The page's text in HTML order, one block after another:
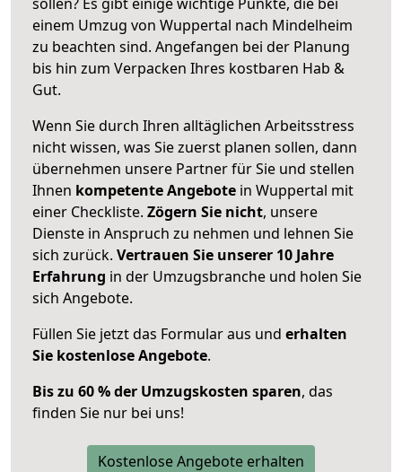
einem Umzug von Wuppertal nach Mindelheim
zu beachten sind. Angefangen bei der Planung
bis hin zum Verpacken Ihres kostbaren Hab &
Gut.
Wenn Sie durch Ihren alltäglichen Arbeitsstress
nicht wissen, was Sie zuerst planen sollen, dann
übernehmen unsere Partner für Sie und stellen
Ihnen kompetente Angebote in Wuppertal mit
einer Checkliste. Zögern Sie nicht, unsere
Dienste in Anspruch zu nehmen und lehnen Sie
sich zurück. Vertrauen Sie unserer 10 Jahre
Erfahrung in der Umzugsbranche und holen Sie
sich Angebote.
Füllen Sie jetzt das Formular aus und erhalten
Sie kostenlose Angebote.
Bis zu 60 % der Umzugskosten sparen, das
finden Sie nur bei uns!
Kostenlose Angebote erhalten